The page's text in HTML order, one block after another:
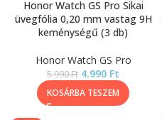
Honor Watch GS Pro Sikai
üvegfólia 0,20 mm vastag 9H
keménységű (3 db)
Honor Watch GS Pro
5.990Ft 4.990 Ft
KOSÁRBA TESZEM